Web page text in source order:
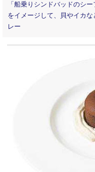
「船乗りシンドバッドのシ
をイメージして、貝やイカ
レー